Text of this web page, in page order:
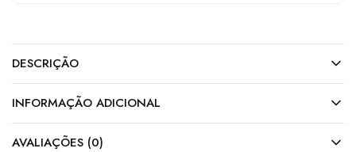
DESCRIÇÃO
INFORMAÇÃO ADICIONAL
AVALIAÇÕES (0)